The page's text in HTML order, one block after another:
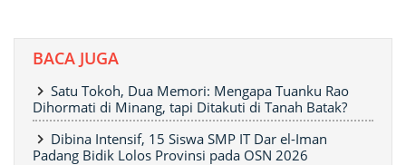
BACA JUGA
Satu Tokoh, Dua Memori: Mengapa Tuanku Rao
Dihormati di Minang, tapi Ditakuti di Tanah Batak?
Dibina Intensif, 15 Siswa SMP IT Dar el-Iman
Padang Bidik Lolos Provinsi pada OSN 2026